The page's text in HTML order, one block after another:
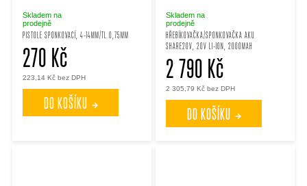
ů
PISTOLE SPONKOVACÍ, 4-14MM/TL.0,75MM
Skladem na
prodejně
223,14 Kč bez DPH
270 Kč
DO KOŠÍKU
HŘEBÍKOVAČKA/SPONKOVAČKA AKU
SHARE20V, 20V LI-ION, 2000MAH
Skladem na
prodejně
2 305,79 Kč bez DPH
2 790 Kč
DO KOŠÍKU